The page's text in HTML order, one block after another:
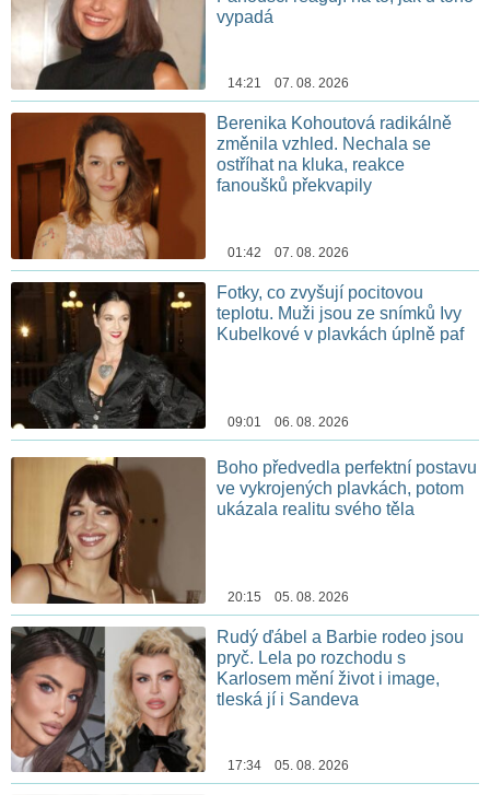
vypadá
14:21 07. 08. 2026
Berenika Kohoutová radikálně
změnila vzhled. Nechala se
ostříhat na kluka, reakce
fanoušků překvapily
01:42 07. 08. 2026
Fotky, co zvyšují pocitovou
teplotu. Muži jsou ze snímků Ivy
Kubelkové v plavkách úplně paf
09:01 06. 08. 2026
Boho předvedla perfektní postavu
ve vykrojených plavkách, potom
ukázala realitu svého těla
20:15 05. 08. 2026
Rudý ďábel a Barbie rodeo jsou
pryč. Lela po rozchodu s
Karlosem mění život i image,
tleská jí i Sandeva
17:34 05. 08. 2026